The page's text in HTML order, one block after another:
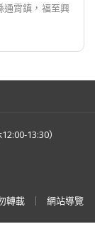
通霄鎮，福至興
13:30）
轉載 網站導覽